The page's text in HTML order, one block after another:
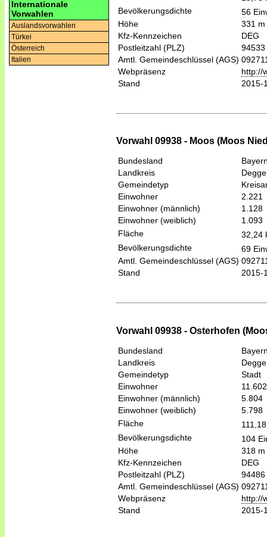
Internationale
Vorwahlen
Auslandsvorwahlen
Türkei
Österreich
Italien
Bevölkerungsdichte
56
Höhe
331 m
Kfz-Kennzeichen
DEG
Postleitzahl (PLZ)
94533
Amtl. Gemeindeschlüssel (AGS)
Webpräsenz
http://
Stand
2015-
Vorwahl 09938 - Moos (Moos
Bundesland
Landkreis
Gemeindetyp
Einwohner
2.221
Einwohner (männlich)
1.128
Einwohner (weiblich)
1.093
Fläche
32,24
Bevölkerungsdichte
69
Amtl. Gemeindeschlüssel (AGS)
Stand
2015-
Vorwahl 09938 - Osterhofen
Bundesland
Landkreis
Gemeindetyp
Stadt
Einwohner
11.602
Einwohner (männlich)
5.804
Einwohner (weiblich)
5.798
Fläche
Bevölkerungsdichte
104
Höhe
318 m
Kfz-Kennzeichen
DEG
Postleitzahl (PLZ)
94486
Amtl. Gemeindeschlüssel (AGS)
Webpräsenz
http://
Stand
2015-